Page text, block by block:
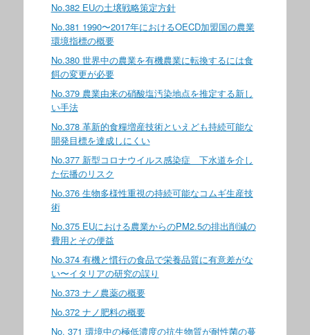
No.382 EUの土壌戦略策定方針
No.381 1990〜2017年におけるOECD加盟国の農業
環境指標の概要
No.380 世界中の農業を有機農業に転換するには食
餌の変更が必要
No.379 農業由来の硝酸塩汚染地点を推定する新し
い手法
No.378 革新的食糧増産技術といえども持続可能な
開発目標を達成しにくい
No.377 新型コロナウイルス感染症 下水道を介し
た伝播のリスク
No.376 生物多様性重視の持続可能なコムギ生産技
術
No.375 EUにおける農業からのPM2.5の排出削減の
費用とその便益
No.374 有機と慣行の食品で栄養品質に有意差がな
い〜イタリアの研究の誤り
No.373 ナノ農薬の概要
No.372 ナノ肥料の概要
No. 371 環境中の極低濃度の抗生物質が耐性菌の蔓